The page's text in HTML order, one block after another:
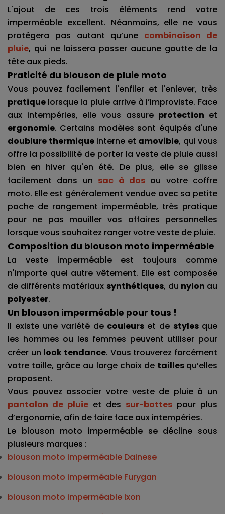
L'ajout de ces trois éléments rend votre
imperméable excellent. Néanmoins, elle ne vous
protégera pas autant qu’une combinaison de
pluie, qui ne laissera passer aucune goutte de la
tête aux pieds.
Praticité du blouson de pluie moto
pratique lorsque la pluie arrive à l’improviste. Face
aux intempéries, elle vous assure protection
ergonomie
doublure thermique interne et amovible, qui vous
offre la possibilité de porter la veste de pluie aussi
bien en hiver qu'en été. De plus, elle se glisse
facilement dans un sac à dos ou votre coffre
moto. Elle est généralement vendue avec sa petite
poche de rangement imperméable, très pratique
pour ne pas mouiller vos affaires personnelles
lorsque vous souhaitez ranger votre veste de pluie.
Composition du blouson moto imperméable
La veste imperméable est toujours comme
n'importe quel autre vêtement. Elle est composée
de différents matériaux synthétiques, du nylon
polyester.
Un blouson imperméable pour tous !
Il existe une variété de couleurs et de styles que
les hommes ou les femmes peuvent utiliser pour
créer un look tendance. Vous trouverez forcément
votre taille, grâce au large choix de tailles qu’elles
proposent.
pantalon de pluie et des sur-bottes pour plus
d’ergonomie, afin de faire face aux intempéries.
Le blouson moto imperméable se décline sous
plusieurs marques :
blouson moto imperméable Dainese
blouson moto imperméable Furygan
blouson moto imperméable Ixon